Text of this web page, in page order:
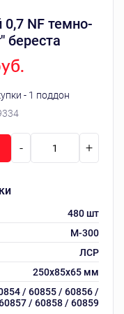
NF темно-
береста
- 1 поддон
480 шт
М-300
ЛСР
250х85х65 мм
/ 60855 / 60856 /
/ 60858 / 60859
- +